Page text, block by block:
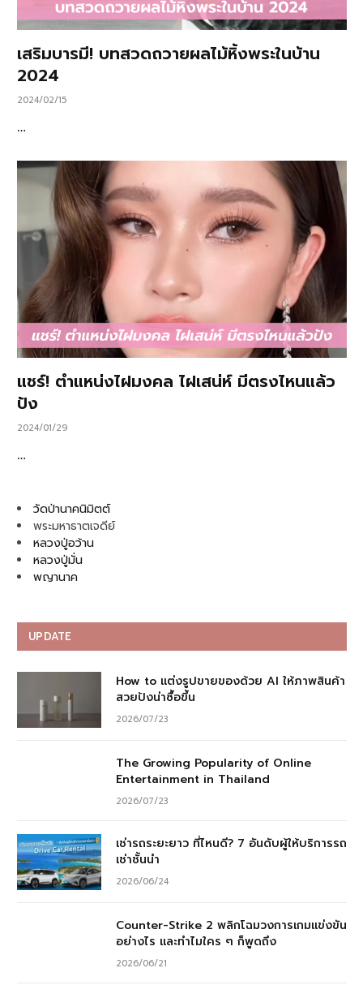
เสริมบารมี! บทสวดถวายผลไม้หิ้งพระในบ้าน
2024
2024/02/15
…
แชร์! ตำแหน่งไฝมงคล ไฝเสน่ห์ มีตรงไหนแล้ว
ปัง
2024/01/29
…
วัดป่านาคนิมิตต์
พระมหาธาตเจดีย์
หลวงปู่อว้าน
หลวงปู่มั่น
พญานาค
UPDATE
How to แต่งรูปขายของด้วย AI ให้ภาพสินค้า
สวยปังน่าซื้อขึ้น
2026/07/23
The Growing Popularity of Online
Entertainment in Thailand
2026/07/23
เช่ารถระยะยาว ที่ไหนดี? 7 อันดับผู้ให้บริการรถ
เช่าชั้นนำ
2026/06/24
Counter-Strike 2 พลิกโฉมวงการเกมแข่งขัน
อย่างไร และทำไมใคร ๆ ก็พูดถึง
2026/06/21